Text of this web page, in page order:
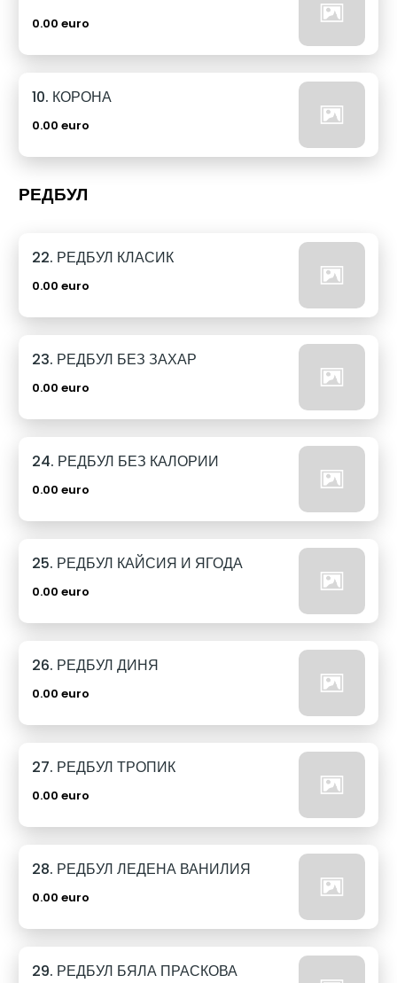
0.00 euro
10. КОРОНА
0.00 euro
РЕДБУЛ
22. РЕДБУЛ КЛАСИК
0.00 euro
23. РЕДБУЛ БЕЗ ЗАХАР
0.00 euro
24. РЕДБУЛ БЕЗ КАЛОРИИ
0.00 euro
25. РЕДБУЛ КАЙСИЯ И ЯГОДА
0.00 euro
26. РЕДБУЛ ДИНЯ
0.00 euro
27. РЕДБУЛ ТРОПИК
0.00 euro
28. РЕДБУЛ ЛЕДЕНА ВАНИЛИЯ
0.00 euro
29. РЕДБУЛ БЯЛА ПРАСКОВА